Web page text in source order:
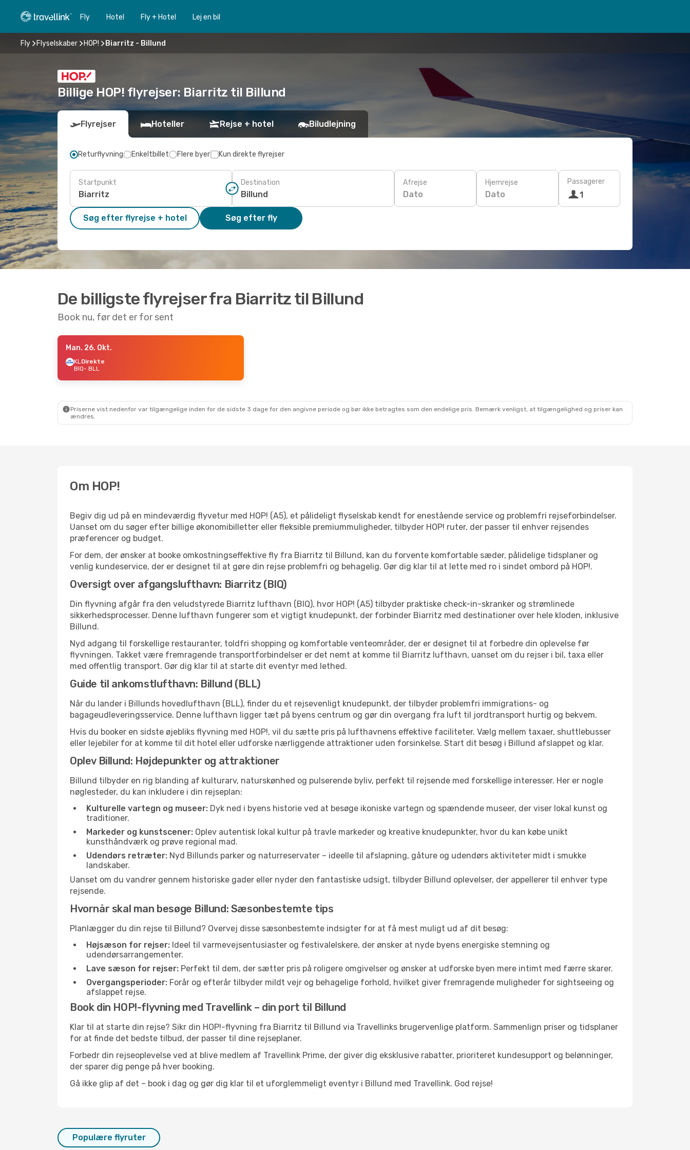
Fly Hotel Fly + Hotel Lej en bil
Fly Flyselskaber HOP! Biarritz - Billund
Billige HOP! flyrejser: Biarritz til Billund
Flyrejser Hoteller Rejse + hotel Biludlejning
Returflyvning Enkeltbillet Flere byer Kun direkte flyrejser
Startpunkt Destination Afrejse
Dato
Hjemrejse
Dato
Passagerer
1
Søg efter flyrejse + hotel Søg efter fly
De billigste flyrejser fra Biarritz til Billund
Book nu, før det er for sent
Man. 26. Okt.
KLDirekte
BIQ- BLL
Priserne vist nedenfor var tilgængelige inden for de sidste 3 dage for den angivne periode og bør ikke betragtes som den endelige pris. Bemærk venligst, at tilgængelighed og priser kan
ændres.
Om HOP!
Begiv dig ud på en mindeværdig flyvetur med HOP! (A5), et pålideligt flyselskab kendt for enestående service og problemfri rejseforbindelser.
Uanset om du søger efter billige økonomibilletter eller fleksible premiummuligheder, tilbyder HOP! ruter, der passer til enhver rejsendes
præferencer og budget.
For dem, der ønsker at booke omkostningseffektive fly fra Biarritz til Billund, kan du forvente komfortable sæder, pålidelige tidsplaner og
venlig kundeservice, der er designet til at gøre din rejse problemfri og behagelig. Gør dig klar til at lette med ro i sindet ombord på HOP!.
Oversigt over afgangslufthavn: Biarritz (BIQ)
Din flyvning afgår fra den veludstyrede Biarritz lufthavn (BIQ), hvor HOP! (A5) tilbyder praktiske check-in-skranker og strømlinede
sikkerhedsprocesser. Denne lufthavn fungerer som et vigtigt knudepunkt, der forbinder Biarritz med destinationer over hele kloden, inklusive
Billund.
Nyd adgang til forskellige restauranter, toldfri shopping og komfortable venteområder, der er designet til at forbedre din oplevelse før
flyvningen. Takket være fremragende transportforbindelser er det nemt at komme til Biarritz lufthavn, uanset om du rejser i bil, taxa eller
med offentlig transport. Gør dig klar til at starte dit eventyr med lethed.
Guide til ankomstlufthavn: Billund (BLL)
Når du lander i Billunds hovedlufthavn (BLL), finder du et rejsevenligt knudepunkt, der tilbyder problemfri immigrations- og
bagageudleveringsservice. Denne lufthavn ligger tæt på byens centrum og gør din overgang fra luft til jordtransport hurtig og bekvem.
Hvis du booker en sidste øjebliks flyvning med HOP!, vil du sætte pris på lufthavnens effektive faciliteter. Vælg mellem taxaer, shuttlebusser
eller lejebiler for at komme til dit hotel eller udforske nærliggende attraktioner uden forsinkelse. Start dit besøg i Billund afslappet og klar.
Oplev Billund: Højdepunkter og attraktioner
Billund tilbyder en rig blanding af kulturarv, naturskønhed og pulserende byliv, perfekt til rejsende med forskellige interesser. Her er nogle
nøglesteder, du kan inkludere i din rejseplan:
Kulturelle vartegn og museer: Dyk ned i byens historie ved at besøge ikoniske vartegn og spændende museer, der viser lokal kunst og
traditioner.
Markeder og kunstscener: Oplev autentisk lokal kultur på travle markeder og kreative knudepunkter, hvor du kan købe unikt
kunsthåndværk og prøve regional mad.
Udendørs retræter: Nyd Billunds parker og naturreservater – ideelle til afslapning, gåture og udendørs aktiviteter midt i smukke
landskaber.
Uanset om du vandrer gennem historiske gader eller nyder den fantastiske udsigt, tilbyder Billund oplevelser, der appellerer til enhver type
rejsende.
Hvornår skal man besøge Billund: Sæsonbestemte tips
Planlægger du din rejse til Billund? Overvej disse sæsonbestemte indsigter for at få mest muligt ud af dit besøg:
Højsæson for rejser: Ideel til varmevejsentusiaster og festivalelskere, der ønsker at nyde byens energiske stemning og
udendørsarrangementer.
Lave sæson for rejser: Perfekt til dem, der sætter pris på roligere omgivelser og ønsker at udforske byen mere intimt med færre skarer.
Overgangsperioder: Forår og efterår tilbyder mildt vejr og behagelige forhold, hvilket giver fremragende muligheder for sightseeing og
afslappet rejse.
Book din HOP!-flyvning med Travellink – din port til Billund
Klar til at starte din rejse? Sikr din HOP!-flyvning fra Biarritz til Billund via Travellinks brugervenlige platform. Sammenlign priser og tidsplaner
for at finde det bedste tilbud, der passer til dine rejseplaner.
Forbedr din rejseoplevelse ved at blive medlem af Travellink Prime, der giver dig eksklusive rabatter, prioriteret kundesupport og belønninger,
der sparer dig penge på hver booking.
Gå ikke glip af det – book i dag og gør dig klar til et uforglemmeligt eventyr i Billund med Travellink. God rejse!
Populære flyruter